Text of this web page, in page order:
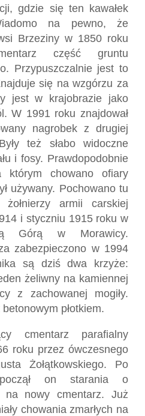
gdzie się ten kawałek
na pewno, że
Brzeziny w 1850 roku
część gruntu
Przypuszczalnie jest to
się na wzgórzu za
jest w krajobrazie jako
W 1991 roku znajdował
nagrobek z drugiej
też słabo widoczne
i fosy. Prawdopodobnie
którym chowano ofiary
używany. Pochowano tu
żołnierzy armii carskiej
i styczniu 1915 roku w
Górą w Morawicy.
zabezpieczono w 1994
są dziś dwa krzyże:
żeliwny na kamiennej
z zachowanej mogiły.
płotkiem.
cmentarz parafialny
roku przez ówczesnego
Żołątkowskiego. Po
on starania o
na nowy cmentarz. Już
chowania zmarłych na